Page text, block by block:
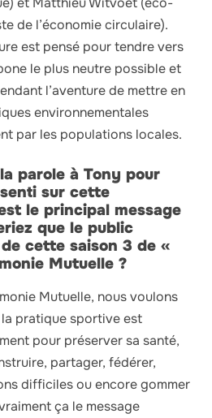
de l’économie circulaire).
est pensé pour tendre vers
le plus neutre possible et
l’aventure de mettre en
environnementales
par les populations locales.
parole à Tony pour
sur cette
le principal message
que le public
cette saison 3 de «
Mutuelle ?
Mutuelle, nous voulons
pratique sportive est
pour préserver sa santé,
partager, fédérer,
difficiles ou encore gommer
ça le message